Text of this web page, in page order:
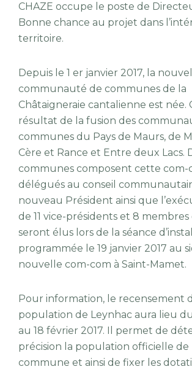
CHAZE occupe le poste de
Bonne chance au projet dans
territoire.
Depuis le 1 er janvier 2017, la
communauté de communes de la
Châtaigneraie cantalienne est née.
résultat de la fusion des
communes du Pays de Maurs, de
Cère et Rance et Entre deux Lacs.
communes composent cette com-
délégués au conseil
nouveau Président ainsi que
de 11 vice-présidents et 8
seront élus lors de la séance
programmée le 19 janvier 2017 au
nouvelle com-com à Saint-Mamet.
Pour information, le recensement
population de Leynhac aura lieu
au 18 février 2017. Il permet de
précision la population officielle
commune et ainsi de fixer les